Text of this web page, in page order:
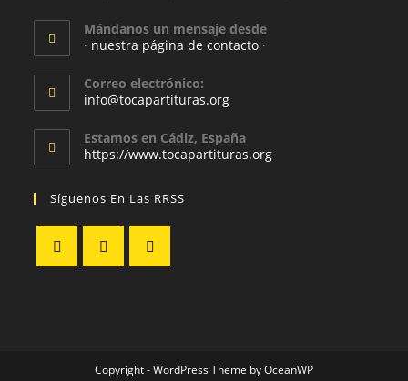
Mándanos un mensaje desde
· nuestra página de contacto ·
Correo electrónico:
info@tocapartituras.org
Estamos en Cádiz, España
https://www.tocapartituras.org
Síguenos En Las RRSS
Copyright - WordPress Theme by OceanWP